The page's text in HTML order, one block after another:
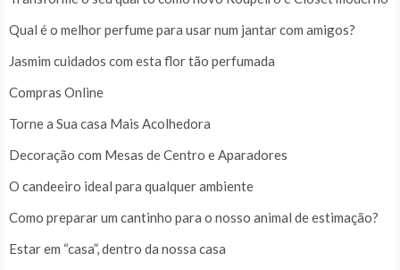
Qual é o melhor perfume para usar num jantar com amigos?
Jasmim cuidados com esta flor tão perfumada
Compras Online
Torne a Sua casa Mais Acolhedora
Decoração com Mesas de Centro e Aparadores
O candeeiro ideal para qualquer ambiente
Como preparar um cantinho para o nosso animal de estimação?
Estar em “casa”, dentro da nossa casa